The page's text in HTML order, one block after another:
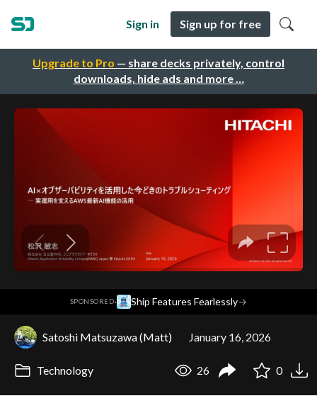
Upgrade to Pro — share decks privately, control
downloads, hide ads and more …
Sign in Sign up for free
SPONSORED· Ship Features Fearlessly→
Satoshi Matsuzawa (Matt) January 16, 2026
Technology 26 0